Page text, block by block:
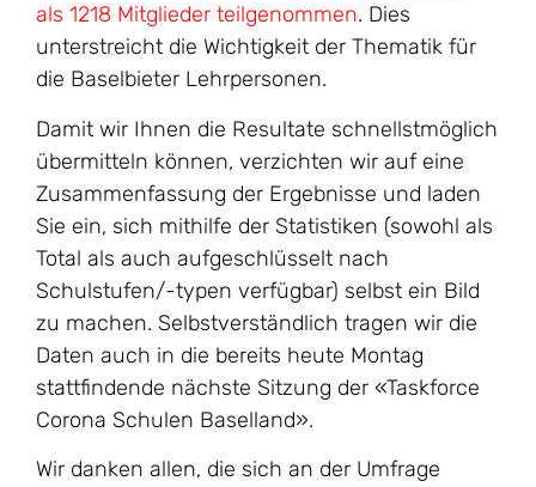
als 1218 Mitglieder teilgenommen. Dies
unterstreicht die Wichtigkeit der Thematik für
die Baselbieter Lehrpersonen.
Damit wir Ihnen die Resultate schnellstmöglich
übermitteln können, verzichten wir auf eine
Zusammenfassung der Ergebnisse und laden
Sie ein, sich mithilfe der Statistiken (sowohl als
Total als auch aufgeschlüsselt nach
Schulstufen/-typen verfügbar) selbst ein Bild
zu machen. Selbstverständlich tragen wir die
Daten auch in die bereits heute Montag
stattfindende nächste Sitzung der «Taskforce
Corona Schulen Baselland».
Wir danken allen, die sich an der Umfrage